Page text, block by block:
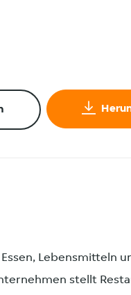
Lebensmitteln
stellt